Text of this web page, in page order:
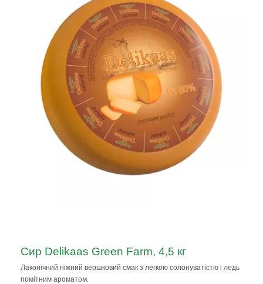
Сир Delikaas Green Farm, 4,5 кг
Лаконічний ніжний вершковий смак з легкою солонуватістю і ледь
помітним ароматом.